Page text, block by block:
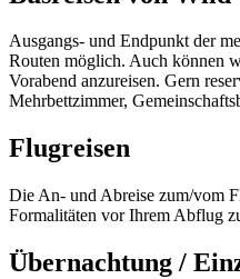
Ausgangs- und Endpunkt der
Routen möglich. Auch können
Vorabend anzureisen. Gern
Mehrbettzimmer,
Flugreisen
Die An- und Abreise zum/vom
Formalitäten vor Ihrem Abflug
Übernachtung /